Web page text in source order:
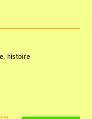
, histoire